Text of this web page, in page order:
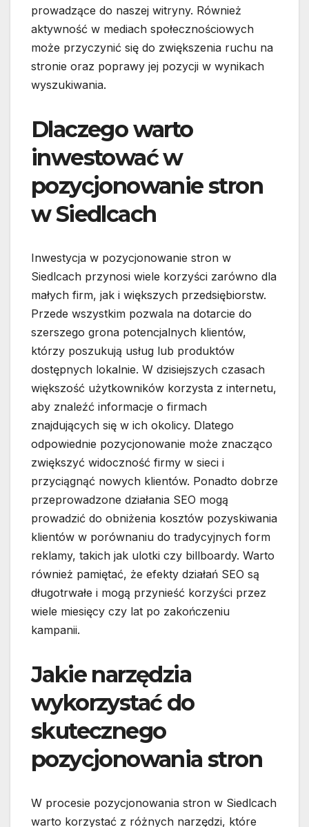
prowadzące do naszej witryny. Również
aktywność w mediach społecznościowych
może przyczynić się do zwiększenia ruchu na
stronie oraz poprawy jej pozycji w wynikach
wyszukiwania.
Dlaczego warto
inwestować w
pozycjonowanie stron
w Siedlcach
Inwestycja w pozycjonowanie stron w
Siedlcach przynosi wiele korzyści zarówno dla
małych firm, jak i większych przedsiębiorstw.
Przede wszystkim pozwala na dotarcie do
szerszego grona potencjalnych klientów,
którzy poszukują usług lub produktów
dostępnych lokalnie. W dzisiejszych czasach
większość użytkowników korzysta z internetu,
aby znaleźć informacje o firmach
znajdujących się w ich okolicy. Dlatego
odpowiednie pozycjonowanie może znacząco
zwiększyć widoczność firmy w sieci i
przyciągnąć nowych klientów. Ponadto dobrze
przeprowadzone działania SEO mogą
prowadzić do obniżenia kosztów pozyskiwania
klientów w porównaniu do tradycyjnych form
reklamy, takich jak ulotki czy billboardy. Warto
również pamiętać, że efekty działań SEO są
długotrwałe i mogą przynieść korzyści przez
wiele miesięcy czy lat po zakończeniu
kampanii.
Jakie narzędzia
wykorzystać do
skutecznego
pozycjonowania stron
W procesie pozycjonowania stron w Siedlcach
warto korzystać z różnych narzędzi, które